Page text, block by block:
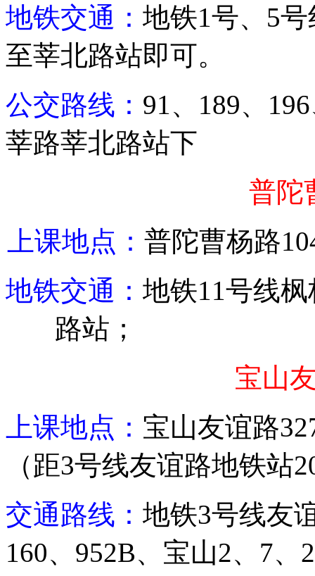
地铁交通：地铁1号、 5号
至莘北路站即可。
公交路线： 91、 189、 196
莘路莘北路站下
普陀
上课地点： 普陀曹杨路
地铁交通： 地铁11号线
路站；
宝山
上课地点： 宝山友谊路
（距3号线友谊路地铁站
交通路线： 地铁3号线友
160、 952B、宝山2、 7、